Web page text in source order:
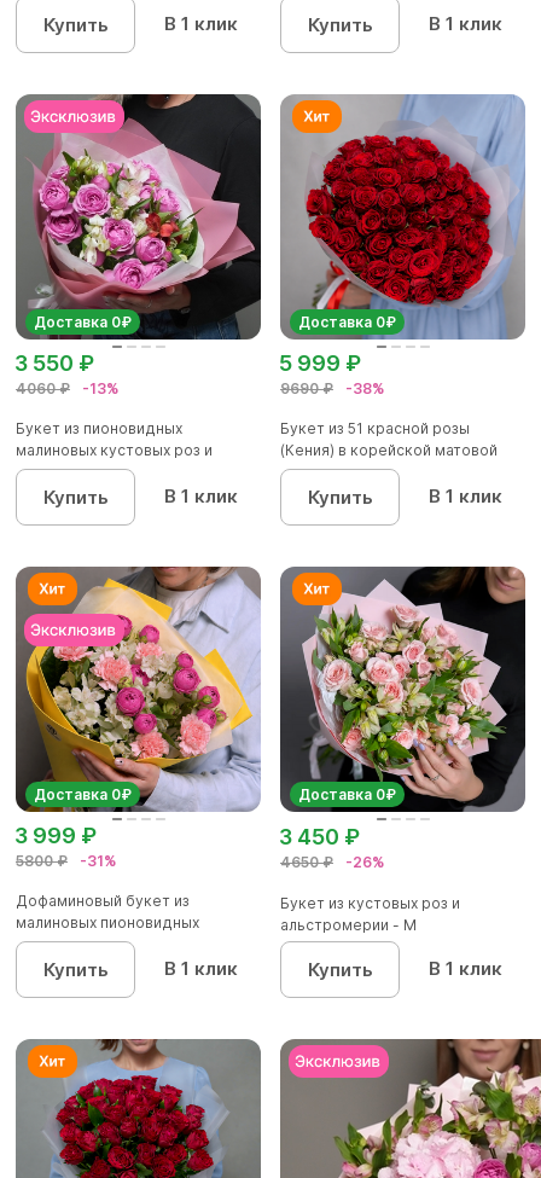
Купить В 1 клик Купить В 1 клик
Доставка 0₽
4060 ₽ -13%
3 550 ₽
Букет из пионовидных
малиновых кустовых роз и
альстроме...
Купить В 1 клик
Доставка 0₽
9690 ₽ -38%
5 999 ₽
Букет из 51 красной розы
(Кения) в корейской матовой
уп...
Купить В 1 клик
Доставка 0₽
5800 ₽ -31%
3 999 ₽
Дофаминовый букет из
малиновых пионовидных
кустовых роз...
Купить В 1 клик
Доставка 0₽
4650 ₽ -26%
3 450 ₽
Букет из кустовых роз и
альстромерии - М
Купить В 1 клик